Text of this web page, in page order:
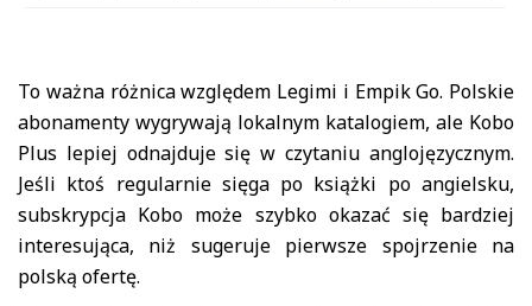
To ważna różnica względem Legimi i Empik Go. Polskie
abonamenty wygrywają lokalnym katalogiem, ale Kobo
Plus lepiej odnajduje się w czytaniu anglojęzycznym.
Jeśli ktoś regularnie sięga po książki po angielsku,
subskrypcja Kobo może szybko okazać się bardziej
interesująca, niż sugeruje pierwsze spojrzenie na
polską ofertę.